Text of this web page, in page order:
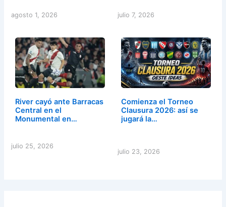
agosto 1, 2026 julio 7, 2026
River cayó ante Barracas
Central en el
Monumental en…
julio 25, 2026
Comienza el Torneo
Clausura 2026: así se
jugará la…
julio 23, 2026